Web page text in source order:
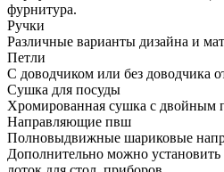
фурнитура.
Ручки
Различные варианты дизайна и
Петли
С доводчиком или без доводчика
Сушка для посуды
Хромированная сушка с двойным
Направляющие пвш
Полновыдвижные шариковые
Дополнительно можно установить